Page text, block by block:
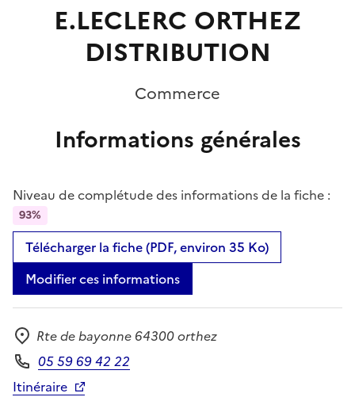
E.LECLERC ORTHEZ
DISTRIBUTION
Commerce
Informations générales
Niveau de complétude des informations de la fiche :
93%
Télécharger la fiche (PDF, environ 35 Ko)
Modifier ces informations
Adresse
Rte de bayonne 64300 orthez
Téléphone
05 59 69 42 22
Itinéraire